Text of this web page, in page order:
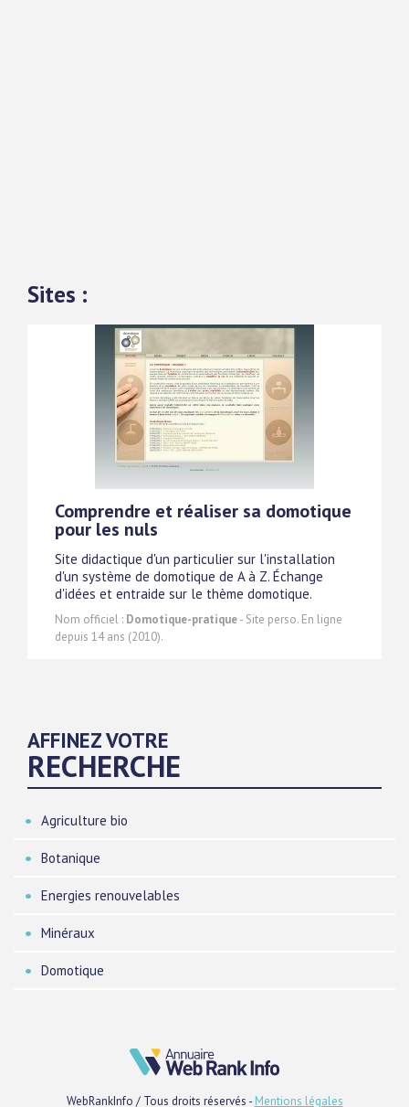
Sites :
Comprendre et réaliser sa domotique
pour les nuls
Site didactique d'un particulier sur l'installation
d'un système de domotique de A à Z. Échange
d'idées et entraide sur le thème domotique.
Nom officiel : Domotique-pratique- Site perso. En ligne
depuis 14 ans (2010).
AFFINEZ VOTRE
RECHERCHE
Agriculture bio
Botanique
Energies renouvelables
Minéraux
Domotique
WebRankInfo / Tous droits réservés - Mentions légales